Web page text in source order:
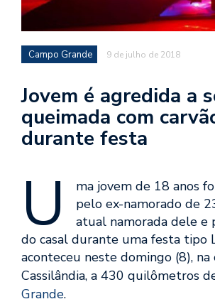
Campo Grande 9 de julho de 2018
Jovem é agredida a
queimada com
durante festa
U
ma jovem de 18 anos
pelo ex-namorado de
atual namorada dele e
do casal durante uma festa tipo
aconteceu neste domingo (8), na
Cassilândia, a 430 quilômetros
Grande.